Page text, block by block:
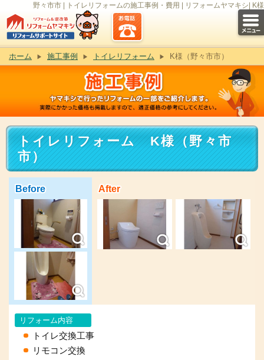
野々市市 | トイレリフォームの施工事例・費用 | リフォームヤマキシ| K様
ホーム 施工事例 トイレリフォーム K様（野々市市）
トイレリフォーム K様（野々市
市）
Before After
リフォーム内容
トイレ交換工事
リモコン交換